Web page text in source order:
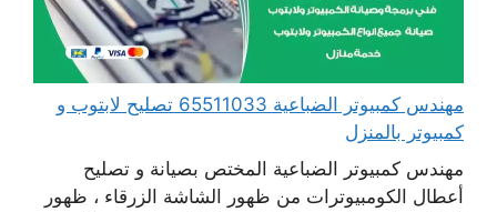
مهندس كمبيوتر الضباعية 65511033 تصليح لابتوب و
كمبيوتر بالمنزل
مهندس كمبيوتر الضباعية المختص بصيانة و تصليح
أعطال الكومبيوترات من ظهور الشاشة الزرقاء ، ظهور